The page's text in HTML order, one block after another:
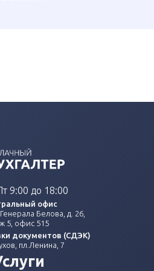
9:00 до 18:00
офис
Белова, д. 26,
5, офис 515
документов (СДЭК)
пл.Ленина, 7